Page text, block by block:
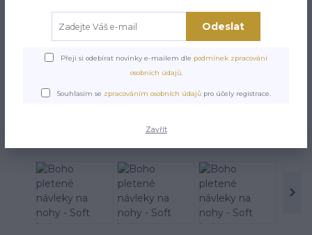
Boho pletené návleky na
nohy - Soft beige
Odeslat
Přeji si odebírat novinky e-mailem dle podmínek zpracování
osobních údajů.
Souhlasím se zpracováním osobních údajů pro účely registrace.
Zavřít